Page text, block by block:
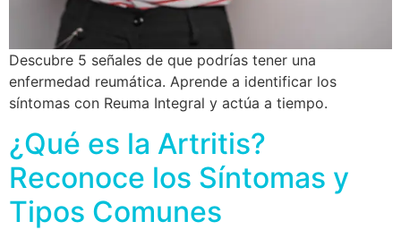
Descubre 5 señales de que podrías tener una
enfermedad reumática. Aprende a identificar los
síntomas con Reuma Integral y actúa a tiempo.
¿Qué es la Artritis?
Reconoce los Síntomas y
Tipos Comunes